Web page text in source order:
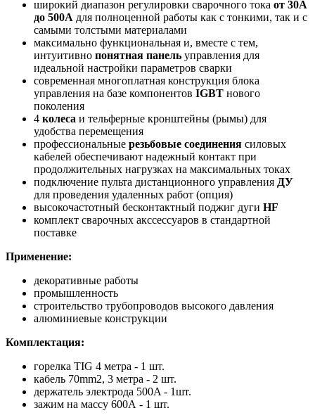
широкий диапазон регулировки сварочного тока от 30А
до 500А для полноценной работы как с тонкими, так и с
самыми толстыми материалами
максимально функциональная и, вместе с тем,
интуитивно понятная панель управления для
идеальной настройки параметров сварки
современная многоплатная конструкция блока
управления на базе компонентов IGBT нового
поколения
4 колеса и тельферные кронштейны (рымы) для
удобства перемещения
профессиональные резьбовые соединения силовых
кабелей обеспечивают надежный контакт при
продолжительных нагрузках на максимальных токах
подключение пульта дистанционного управления ДУ
для проведения удаленных работ (опция)
высокочастотный бесконтактный поджиг дуги HF
комплект сварочных акссессуаров в стандартной
поставке
Применение:
декоративные работы
промышленность
строительство трубопроводов высокого давления
алюминиевые конструкции
Комплектация:
горелка TIG 4 метра - 1 шт.
кабель 70mm2, 3 метра - 2 шт.
держатель электрода 500A - 1шт.
зажим на массу 600А - 1 шт.